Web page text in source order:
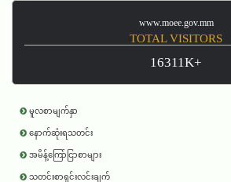
www.moee.gov.mm
TOTAL VISITORS
16311K+
မူလစာမျက်နှာ
နောက်ဆုံးရသတင်း
အမိန့်ကြော်ငြာစာများ
သတင်းစာရှင်းလင်းချက်